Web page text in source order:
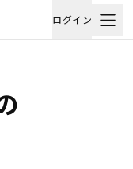
ログイン